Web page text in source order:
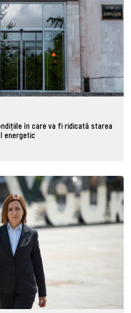
în care va fi ridicată starea
energetic